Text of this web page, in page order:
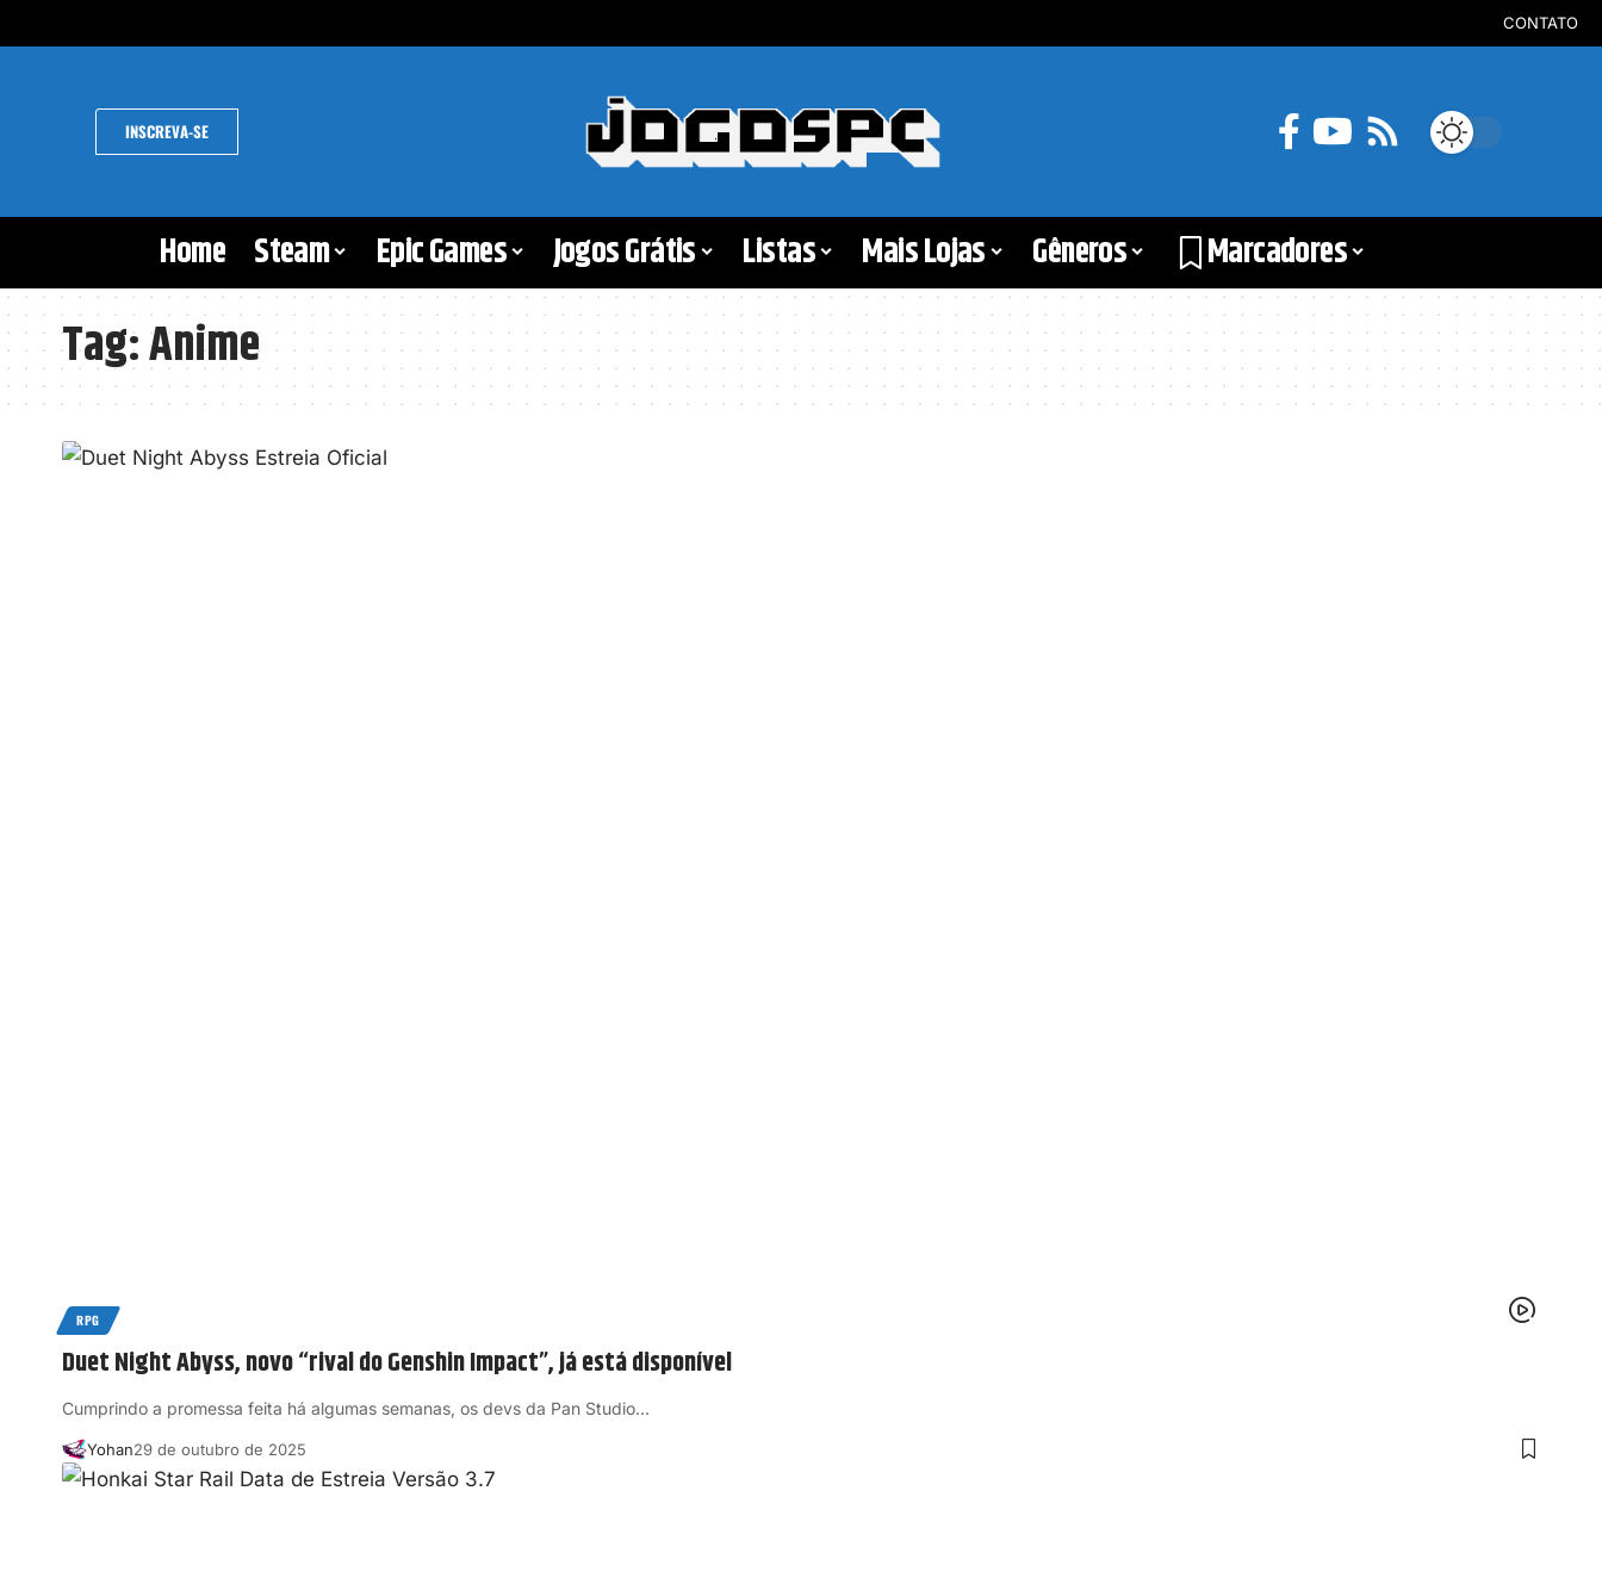
CONTATO
INSCREVA-SE
Home Steam Epic Games Jogos Grátis Listas Mais Lojas Gêneros Marcadores
Tag:Anime
RPG
Duet Night Abyss, novo “rival do Genshin Impact”, já está disponível
Cumprindo a promessa feita há algumas semanas, os devs da Pan Studio…
Yohan29 de outubro de 2025